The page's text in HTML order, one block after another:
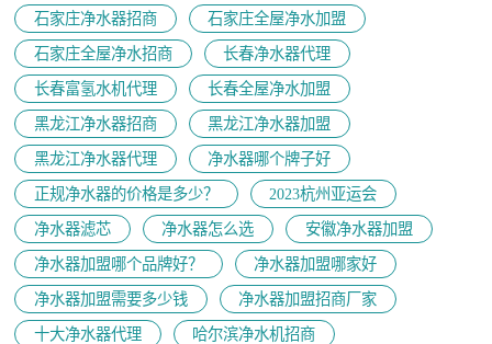
石家庄净水器招商
石家庄全屋净水加盟
石家庄全屋净水招商
长春净水器代理
长春富氢水机代理
长春全屋净水加盟
黑龙江净水器招商
黑龙江净水器加盟
黑龙江净水器代理
净水器哪个牌子好
正规净水器的价格是多少？
2023杭州亚运会
净水器滤芯
净水器怎么选
安徽净水器加盟
净水器加盟哪个品牌好？
净水器加盟哪家好
净水器加盟需要多少钱
净水器加盟招商厂家
十大净水器代理
哈尔滨净水机招商